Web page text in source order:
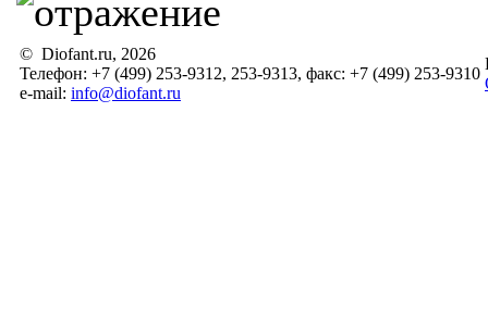
© Diofant.ru, 2026
Телефон: +7 (499) 253-9312, 253-9313, факс: +7 (499) 253-9310
e-mail: info@diofant.ru